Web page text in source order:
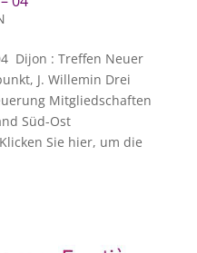
Dijon : Treffen Neuer
J. Willemin Drei
Mitgliedschaften
Süd-Ost
Sie hier, um die